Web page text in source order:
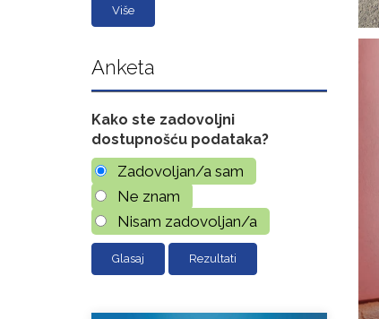
Više
Anketa
Kako ste zadovoljni
dostupnošću podataka?
Zadovoljan/a sam
Ne znam
Nisam zadovoljan/a
Rezultati